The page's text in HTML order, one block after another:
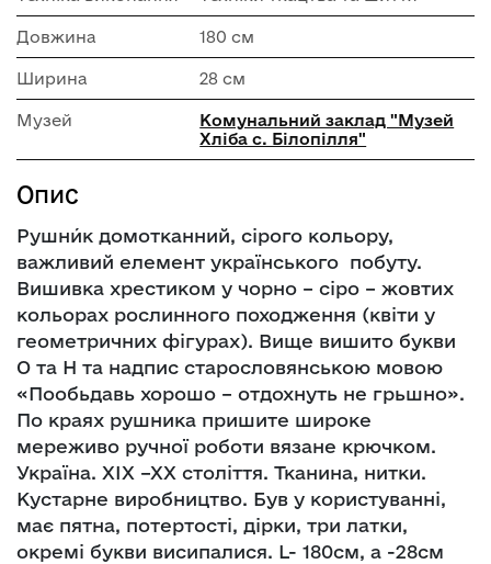
Довжина 180 см
Ширина 28 см
Музей
Комунальний заклад "Музей
Хліба с. Білопілля"
Опис
Рушни́к домотканний, сірого кольору,
важливий елемент українського побуту.
Вишивка хрестиком у чорно – сіро – жовтих
кольорах рослинного походження (квіти у
геометричних фігурах). Вище вишито букви
О та Н та надпис старословянською мовою
«Пообьдавь хорошо – отдохнуть не грьшно».
По краях рушника пришите широке
мереживо ручної роботи вязане крючком.
Україна. ХІХ –ХХ століття. Тканина, нитки.
Кустарне виробництво. Був у користуванні,
має пятна, потертості, дірки, три латки,
окремі букви висипалися. L- 180см, а -28см